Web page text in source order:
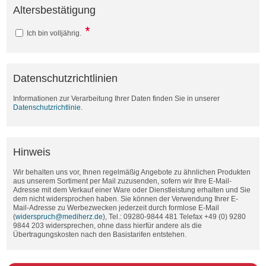
Altersbestätigung
Ich bin volljährig.
Datenschutzrichtlinien
Informationen zur Verarbeitung Ihrer Daten finden Sie in unserer
Datenschutzrichtlinie
Hinweis
Wir behalten uns vor, Ihnen regelmäßig Angebote zu ähnlichen Produkten
aus unserem Sortiment per Mail zuzusenden, sofern wir Ihre E-Mail-
Adresse mit dem Verkauf einer Ware oder Dienstleistung erhalten und Sie
dem nicht widersprochen haben. Sie können der Verwendung Ihrer E-
Mail-Adresse zu Werbezwecken jederzeit durch formlose E-Mail
(widerspruch@mediherz.de), Tel.: 09280-9844 481 Telefax +49 (0) 9280
9844 203 widersprechen, ohne dass hierfür andere als die
Übertragungskosten nach den Basistarifen entstehen.